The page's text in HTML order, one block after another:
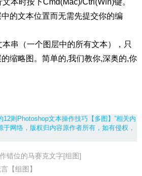
的文本位置而无需先提交你的编
（一个图层中的所有文本），只
缩略图。简单的,我们教你,深奥的,你
12则Photoshop文本操作技巧【多图】”相关内
网络，版权归内容原作者所有，如有侵权，
错位的马赛克文字[组图]
【组图】